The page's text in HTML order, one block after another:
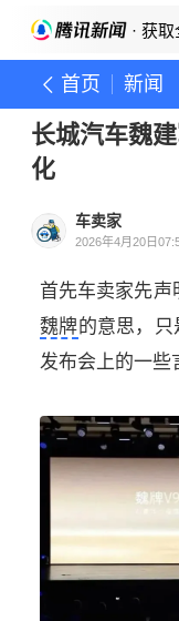
· 获
首页 新闻
长城汽车魏
化
车卖家
2026年4月20日
首先车卖家先声
魏牌的意思，
发布会上的一些